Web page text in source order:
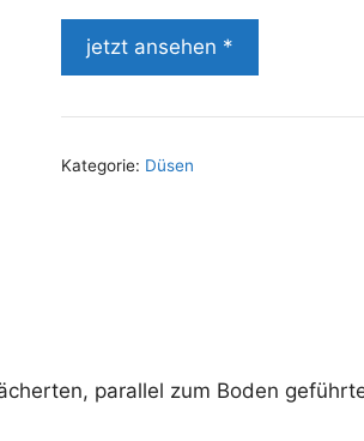
jetzt ansehen *
Kategorie: Düsen
parallel zum Boden